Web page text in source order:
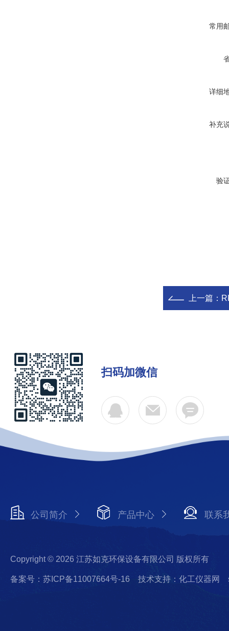
常用
详细
补充
验
上一篇：
扫码加微信
公司简介 产品中心 联系
Copyright © 2026 江苏如克环保设备有限公司 版权所有
备案号：苏ICP备11007664号-16 技术支持：化工仪器网